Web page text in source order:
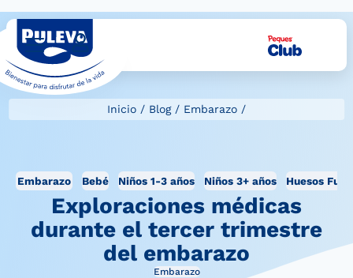
Inicio / Blog/ Embarazo /
Embarazo Bebé Niños 1-3 años Niños 3+ años Huesos
Exploraciones médicas
durante el tercer trimestre
del embarazo
Embarazo